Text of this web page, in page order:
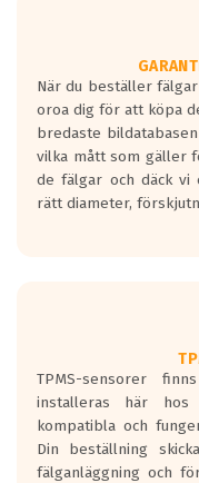
Vid körning i över
rullmotståndets ljud
motorljudet.
På däckmärkningen
en symbol av ett däck
bullernivå markeras
medans de vita
ett tyst däck.
regelverket som
Ett däck med två
godkända för år
Ett däck med en
minst tre decibel
regelverk som börjar
När du beställer
oroa dig för att köpa
bredaste
vilka mått som gäller
de fälgar och däck
rätt diameter,
TPMS-sensorer
installeras här
kompatibla och
Din beställning
fälganläggning och